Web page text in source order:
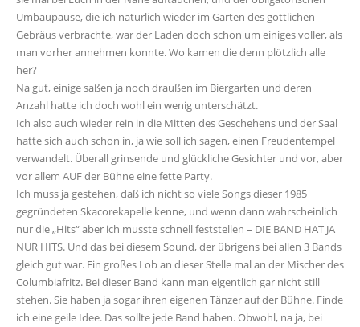
Umbaupause, die ich natürlich wieder im Garten des göttlichen
Gebräus verbrachte, war der Laden doch schon um einiges voller, als
man vorher annehmen konnte. Wo kamen die denn plötzlich alle
her?
Na gut, einige saßen ja noch draußen im Biergarten und deren
Anzahl hatte ich doch wohl ein wenig unterschätzt.
Ich also auch wieder rein in die Mitten des Geschehens und der Saal
hatte sich auch schon in, ja wie soll ich sagen, einen Freudentempel
verwandelt. Überall grinsende und glückliche Gesichter und vor, aber
vor allem AUF der Bühne eine fette Party.
Ich muss ja gestehen, daß ich nicht so viele Songs dieser 1985
gegründeten Skacorekapelle kenne, und wenn dann wahrscheinlich
nur die „Hits“ aber ich musste schnell feststellen – DIE BAND HAT JA
NUR HITS. Und das bei diesem Sound, der übrigens bei allen 3 Bands
gleich gut war. Ein großes Lob an dieser Stelle mal an der Mischer des
Columbiafritz. Bei dieser Band kann man eigentlich gar nicht still
stehen. Sie haben ja sogar ihren eigenen Tänzer auf der Bühne. Finde
ich eine geile Idee. Das sollte jede Band haben. Obwohl, na ja, bei